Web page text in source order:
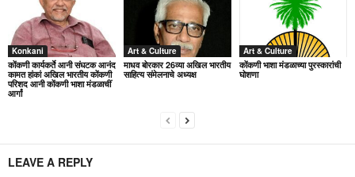
Konkani
कोंकणी कार्यकर्ते आनी संघटक आनंद
कामत हांकां अखिल भारतीय कोंकणी
परिशद आनी कोंकणी भाशा मंडळाचीं
आर्गां
Art & Culture
माधव बोरकार 26व्या अखिल भारतीय
साहित्य संमेलनाचे अध्यक्ष
Art & Culture
कोंकणी भाशा मंडळाच्या पुरस्कारांची
घोशणा
LEAVE A REPLY